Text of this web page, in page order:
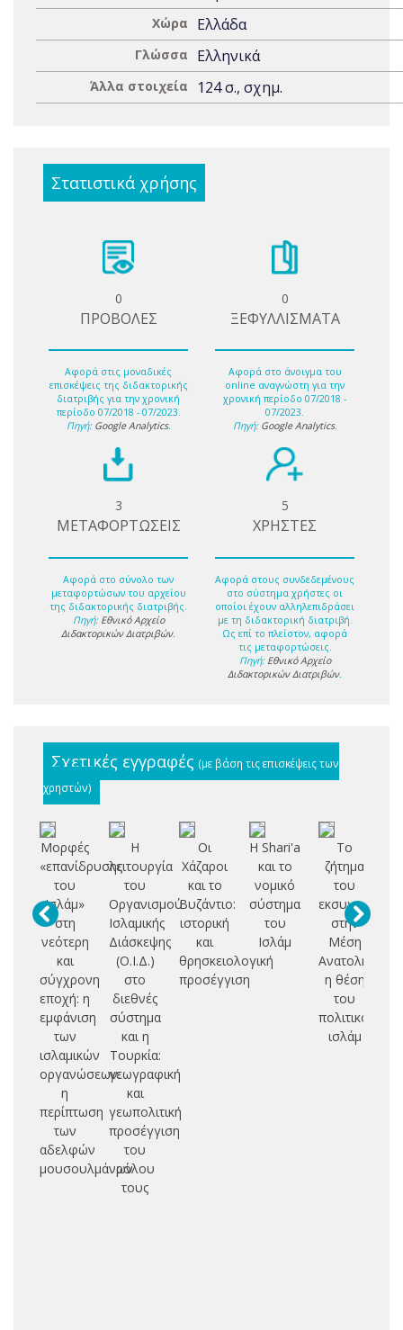
Χώρα Ελλάδα
Γλώσσα Ελληνικά
Άλλα στοιχεία 124 σ., σχημ.
Στατιστικά χρήσης
0
ΠΡΟΒΟΛΕΣ
Αφορά στις μοναδικές
επισκέψεις της διδακτορικής
διατριβής για την χρονική
περίοδο 07/2018 - 07/2023.
Πηγή: Google Analytics.
0
ΞΕΦΥΛΛΙΣΜΑΤΑ
Αφορά στο άνοιγμα του
online αναγνώστη για την
χρονική περίοδο 07/2018 -
07/2023.
Πηγή: Google Analytics.
3
ΜΕΤΑΦΟΡΤΩΣΕΙΣ
Αφορά στο σύνολο των
μεταφορτώσων του αρχείου
της διδακτορικής διατριβής.
Πηγή: Εθνικό Αρχείο
Διδακτορικών Διατριβών.
5
ΧΡΗΣΤΕΣ
Αφορά στους συνδεδεμένους
στο σύστημα χρήστες οι
οποίοι έχουν αλληλεπιδράσει
με τη διδακτορική διατριβή.
Ως επί το πλείστον, αφορά
τις μεταφορτώσεις.
Πηγή: Εθνικό Αρχείο
Διδακτορικών Διατριβών.
Σχετικές εγγραφές (με βάση τις επισκέψεις των
χρηστών)
Μορφές
«επανίδρυσης
του
Ισλάμ»
στη
νεότερη
και
σύγχρονη
εποχή: η
εμφάνιση
των
ισλαμικών
οργανώσεων:
η
περίπτωση
των
αδελφών
μουσουλμάνων
Η
λειτουργία
του
Οργανισμού
Ισλαμικής
Διάσκεψης
(Ο.Ι.Δ.)
στο
διεθνές
σύστημα
και η
Τουρκία:
γεωγραφική
και
γεωπολιτική
προσέγγιση
του
ρόλου
τους
Οι
Χάζαροι
και το
Βυζάντιο:
ιστορική
και
θρησκειολογική
προσέγγιση
Η Shari'a
και το
νομικό
σύστημα
του
Ισλάμ
Το
ζήτημα
του
στην
Μέση
Ανατολή:
η θέση
του
πολιτικού
ισλάμ